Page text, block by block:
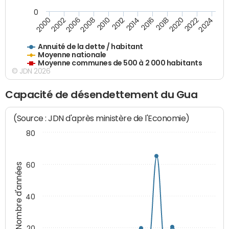
Annuité de la dette / habitant
Moyenne nationale
Moyenne communes de 500 à 2 000 habitants
200020022006200820102012201420162018202020222024
0
© JDN 2026
Capacité de désendettement du Gua
Nombre d'années
(Source : JDN d'après ministère de l'Economie)
40
60
80